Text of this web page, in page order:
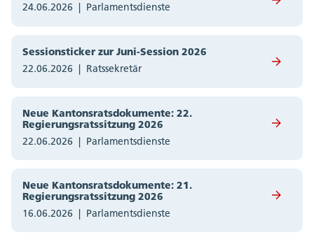
24.06.2026 Parlamentsdienste
Sessionsticker zur Juni-Session 2026
22.06.2026 Ratssekretär
Neue Kantonsratsdokumente: 22.
Regierungsratssitzung 2026
22.06.2026 Parlamentsdienste
Neue Kantonsratsdokumente: 21.
Regierungsratssitzung 2026
16.06.2026 Parlamentsdienste